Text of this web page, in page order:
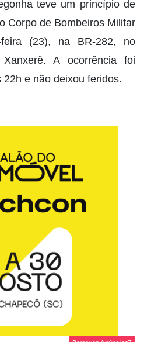
teve um princípio de
Corpo de Bombeiros Militar
(23), na BR-282, no
A ocorrência foi
e não deixou feridos.